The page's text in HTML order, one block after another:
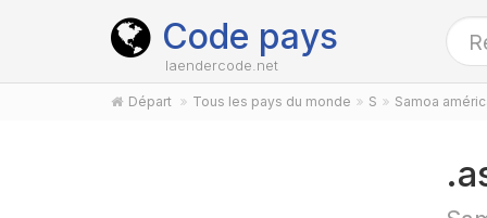
Code pays
laendercode.net
Départ Tous les pays du monde S Samoa